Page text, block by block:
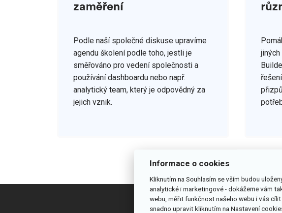
zaměření
Podle naší společné diskuse upravíme
agendu školení podle toho, jestli je
směřováno pro vedení společnosti a
používání dashboardu nebo např.
analytický team, který je odpovědný za
jejich vznik.
Informace o cookies
Kliknutím na Souhlasím se vším budou
analytické i marketingové - dokážeme vám
webu, měřit funkčnost našeho webu i vás
snadno upravit kliknutím na Nastavení